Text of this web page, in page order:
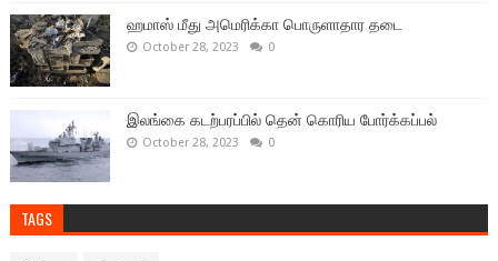
ஹமாஸ் மீது அமெரிக்கா பொருளாதார தடை
October 28, 2023 0
இலங்கை கடற்பரப்பில் தென் கொரிய போர்க்கப்பல்
October 28, 2023 0
TAGS